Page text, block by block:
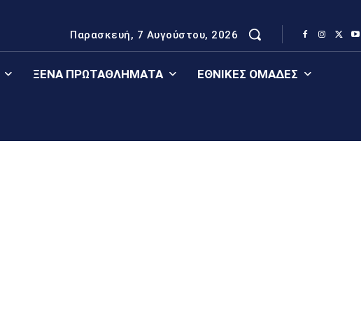
Παρασκευή, 7 Αυγούστου, 2026
ΞΈΝΑ ΠΡΩΤΑΘΛΉΜΑΤΑ ΕΘΝΙΚΈΣ ΟΜΆΔΕΣ